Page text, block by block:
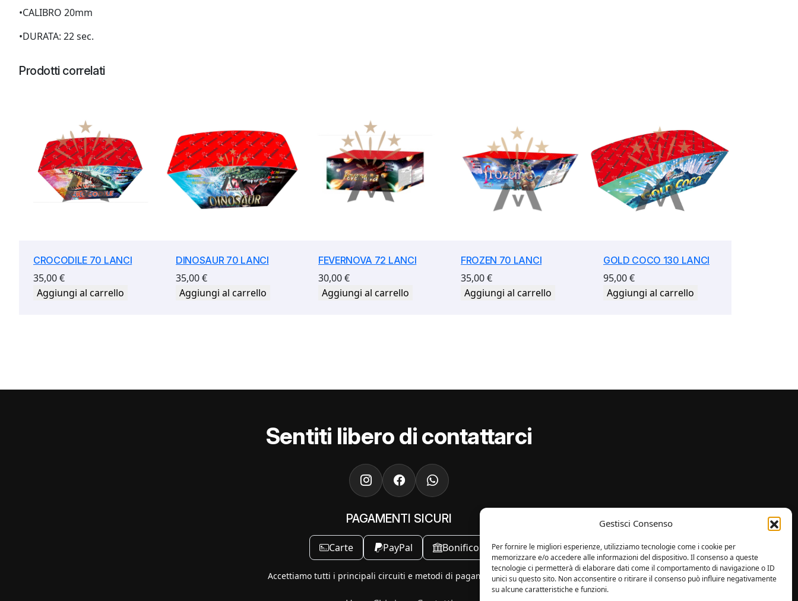
Gestisci Consenso
Per fornire le migliori esperienze, utilizziamo tecnologie come i cookie per
memorizzare e/o accedere alle informazioni del dispositivo. Il consenso a queste
tecnologie ci permetterà di elaborare dati come il comportamento di navigazione o ID
unici su questo sito. Non acconsentire o ritirare il consenso può influire negativamente
su alcune caratteristiche e funzioni.
•CALIBRO 20mm
•DURATA: 22 sec.
Prodotti correlati
CROCODILE 70 LANCI
35,00€
Aggiungi al carrello
DINOSAUR 70 LANCI
35,00€
Aggiungi al carrello
FEVERNOVA 72 LANCI
30,00€
Aggiungi al carrello
FROZEN 70 LANCI
35,00€
Aggiungi al carrello
GOLD COCO 130 LANCI
95,00€
Aggiungi al carrello
Sentiti libero di contattarci
PAGAMENTI SICURI
Carte PayPal Bonifico
Accettiamo tutti i principali circuiti e metodi di pagamento online.